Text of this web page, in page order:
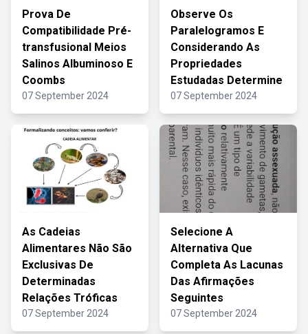
Prova De
Compatibilidade Pré-
transfusional Meios
Salinos Albuminoso E
Coombs
07 September 2024
Observe Os
Paralelogramos E
Considerando As
Propriedades
Estudadas Determine
07 September 2024
As Cadeias
Alimentares Não São
Exclusivas De
Determinadas
Relações Tróficas
07 September 2024
Selecione A
Alternativa Que
Completa As Lacunas
Das Afirmações
Seguintes
07 September 2024